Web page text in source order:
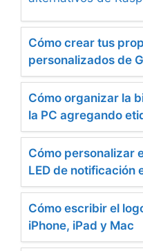
Cómo crear tus
personalizados de
Cómo organizar la
la PC agregando
Cómo personalizar
LED de notificación
Cómo escribir el
iPhone, iPad y Mac